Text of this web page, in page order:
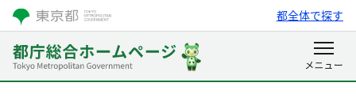
都全体で探す